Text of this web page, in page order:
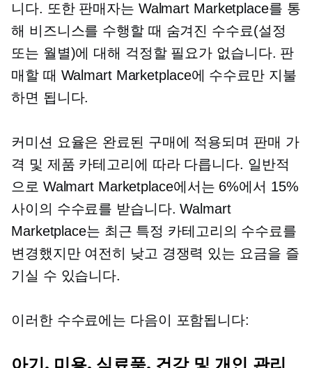
니다. 또한 판매자는 Walmart Marketplace를 통
해 비즈니스를 수행할 때 숨겨진 수수료(설정
또는 월별)에 대해 걱정할 필요가 없습니다. 판
매할 때 Walmart Marketplace에 수수료만 지불
하면 됩니다.
커미션 요율은 완료된 구매에 적용되며 판매 가
격 및 제품 카테고리에 따라 다릅니다. 일반적
으로 Walmart Marketplace에서는 6%에서 15%
사이의 수수료를 받습니다. Walmart
Marketplace는 최근 특정 카테고리의 수수료를
변경했지만 여전히 낮고 경쟁력 있는 요금을 즐
기실 수 있습니다.
이러한 수수료에는 다음이 포함됩니다: